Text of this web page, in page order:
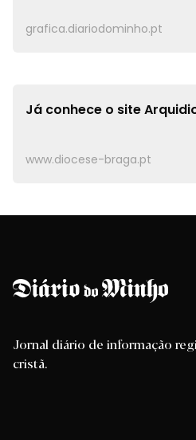
grafica.diariodominho.pt
Já conhece o site
www.diocese-braga.pt
Jornal diário de informação
cristã.